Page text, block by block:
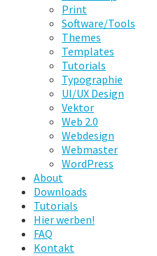
Print
Software/Tools
Themes
Templates
Tutorials
Typographie
UI/UX Design
Vektor
Web 2.0
Webdesign
Webmaster
WordPress
About
Downloads
Tutorials
Hier werben!
FAQ
Kontakt